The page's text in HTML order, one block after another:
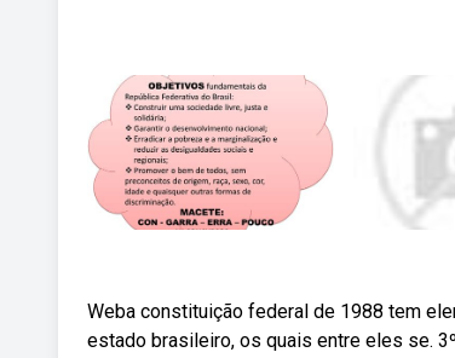
Weba constituição federal de 1988 tem
estado brasileiro, os quais entre eles se.